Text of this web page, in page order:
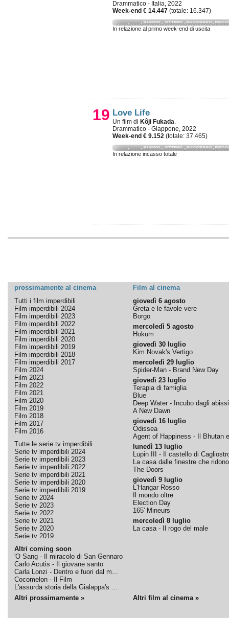
Drammatico - Italia, 2022
Week-end € 14.447 (totale: 16.347)
In relazione al primo week-end di uscita
19 Love Life
Un film di Kôji Fukada.
Drammatico - Giappone, 2022
Week-end € 9.152 (totale: 37.465)
In relazione incasso totale
prossimamente al cinema
Film al cinema
Tutti i film imperdibili
Film imperdibili 2024
Film imperdibili 2023
Film imperdibili 2022
Film imperdibili 2021
Film imperdibili 2020
Film imperdibili 2019
Film imperdibili 2018
Film imperdibili 2017
Film 2024
Film 2023
Film 2022
Film 2021
Film 2020
Film 2019
Film 2018
Film 2017
Film 2016
Tutte le serie tv imperdibili
Serie tv imperdibili 2024
Serie tv imperdibili 2023
Serie tv imperdibili 2022
Serie tv imperdibili 2021
Serie tv imperdibili 2020
Serie tv imperdibili 2019
Serie tv 2024
Serie tv 2023
Serie tv 2022
Serie tv 2021
Serie tv 2020
Serie tv 2019
Altri coming soon
'O Sang - Il miracolo di San Gennaro
Carlo Acutis - Il giovane santo
Carla Lonzi - Dentro e fuori dal m...
Cocomelon - Il Film
L'assurda storia della Gialappa's ...
giovedì 6 agosto
Greta e le favole vere
Borgo
mercoledì 5 agosto
Hokum
giovedì 30 luglio
Kim Novak's Vertigo
mercoledì 29 luglio
Spider-Man - Brand New Day
giovedì 23 luglio
Terapia di famiglia
Blue
Deep Water - Incubo dagli abissi
A New Dawn
giovedì 16 luglio
Odissea
Agent of Happiness - Il Bhutan
lunedì 13 luglio
Lupin III - Il castello di
La casa dalle finestre che ridono
The Doors
giovedì 9 luglio
L'Hangar Rosso
Il mondo oltre
Election Day
165' Mineurs
mercoledì 8 luglio
La casa - Il rogo del male
Altri prossimamente » Altri film al cinema »